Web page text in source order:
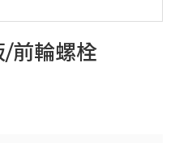
前輪螺栓